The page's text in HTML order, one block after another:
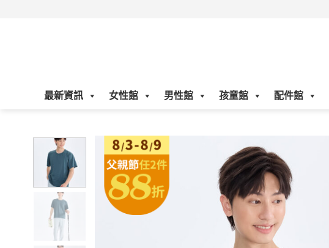
最新資訊 女性館 男性館 孩童館 配件館